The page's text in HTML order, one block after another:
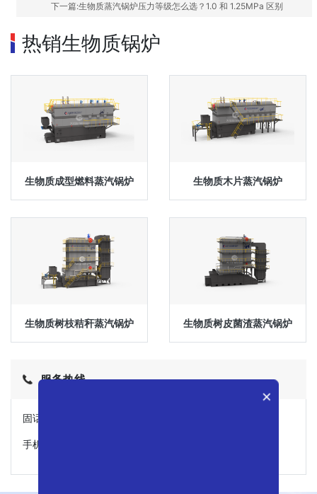
下一篇:生物质蒸汽锅炉压力等级怎么选？1.0 和 1.25MPa 区别
热销生物质锅炉
生物质成型燃料蒸汽锅炉 生物质木片蒸汽锅炉
生物质树枝秸秆蒸汽锅炉 生物质树皮菌渣蒸汽锅炉
服务热线
固话：0734-8430660
手机：15364262277
×